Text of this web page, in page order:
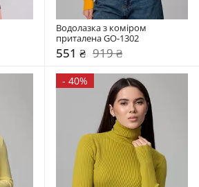
Водолазка з коміром
приталена GO-1302
551 ₴ 919 ₴
- 40%